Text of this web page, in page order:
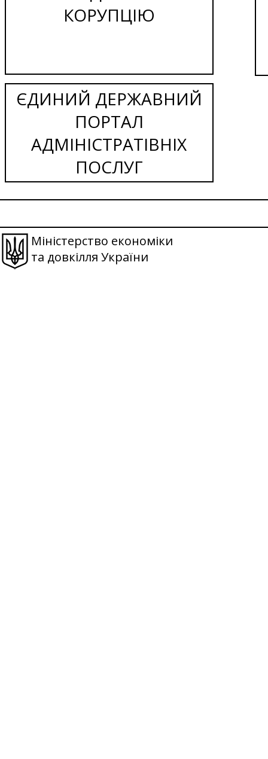
КОРУПЦІЮ
ЄДИНИЙ ДЕРЖАВНИЙ
ПОРТАЛ
АДМІНІСТРАТІВНІХ
ПОСЛУГ
Міністерство економіки
та довкілля України